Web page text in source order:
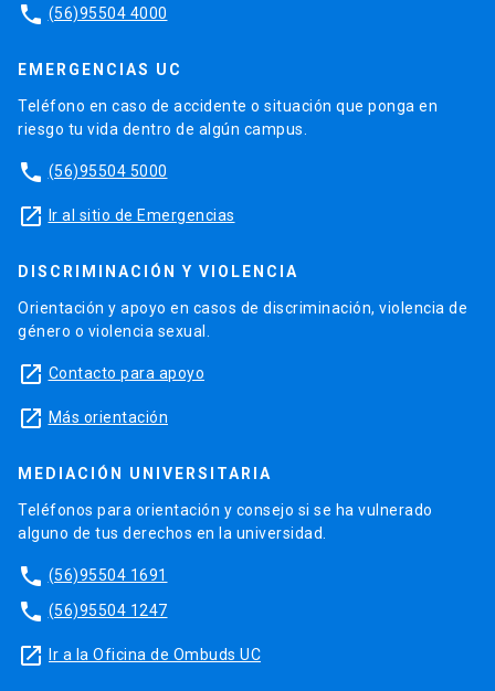
phone (56)95504 4000
EMERGENCIAS UC
Teléfono en caso de accidente o situación que ponga en
riesgo tu vida dentro de algún campus.
phone (56)95504 5000
launch Ir al sitio de Emergencias
DISCRIMINACIÓN Y VIOLENCIA
Orientación y apoyo en casos de discriminación, violencia de
género o violencia sexual.
launch Contacto para apoyo
launch Más orientación
MEDIACIÓN UNIVERSITARIA
Teléfonos para orientación y consejo si se ha vulnerado
alguno de tus derechos en la universidad.
phone (56)95504 1691
phone (56)95504 1247
launch Ir a la Oficina de Ombuds UC